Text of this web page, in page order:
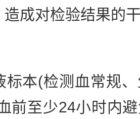
造成对检验结果的
(检测血常规、
前至少24小时内